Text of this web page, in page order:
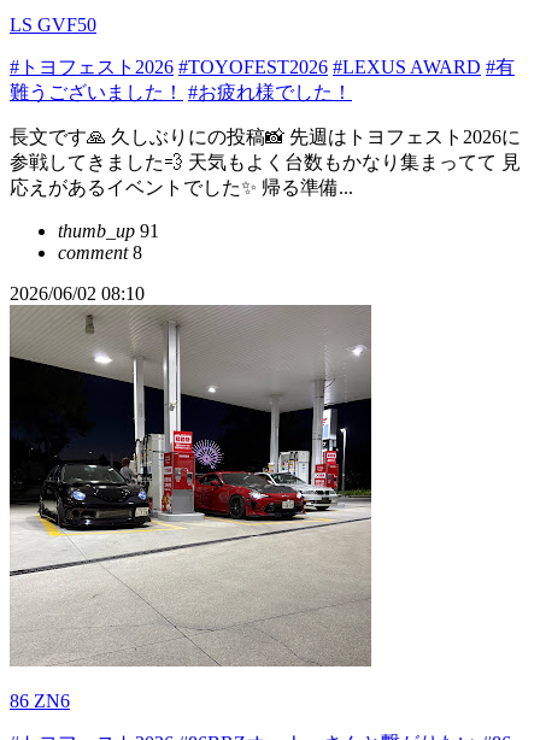
LS GVF50
#トヨフェスト2026 #TOYOFEST2026 #LEXUS AWARD #有
難うございました！
#お疲れ様でした！
長文です🙏 久しぶりにの投稿📸 先週はトヨフェスト2026に
参戦してきました💨 天気もよく台数もかなり集まってて 見
応えがあるイベントでした✨ 帰る準備...
thumb_up 91
comment8
2026/06/02 08:10
86 ZN6